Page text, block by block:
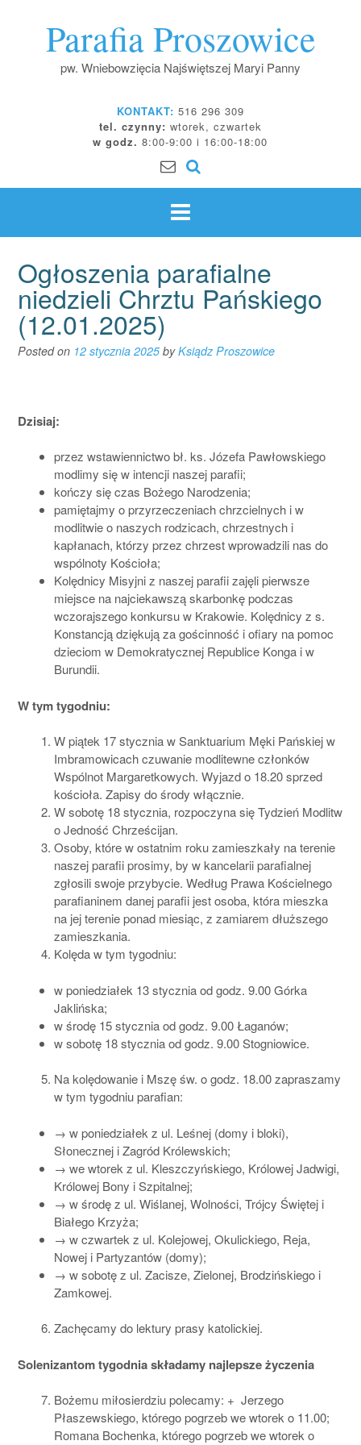
Parafia Proszowice
pw. Wniebowzięcia Najświętszej Maryi Panny
KONTAKT: 516 296 309
tel. czynny: wtorek, czwartek
w godz. 8:00-9:00 i 16:00-18:00
Ogłoszenia parafialne
niedzieli Chrztu Pańskiego
(12.01.2025)
Posted on 12 stycznia 2025 byKsiądz Proszowice
Dzisiaj:
przez wstawiennictwo bł. ks. Józefa Pawłowskiego
modlimy się w intencji naszej parafii;
kończy się czas Bożego Narodzenia;
pamiętajmy o przyrzeczeniach chrzcielnych i w
modlitwie o naszych rodzicach, chrzestnych i
kapłanach, którzy przez chrzest wprowadzili nas do
wspólnoty Kościoła;
Kolędnicy Misyjni z naszej parafii zajęli pierwsze
miejsce na najciekawszą skarbonkę podczas
wczorajszego konkursu w Krakowie. Kolędnicy z s.
Konstancją dziękują za gościnność i ofiary na pomoc
dzieciom w Demokratycznej Republice Konga i w
Burundii.
W tym tygodniu:
W piątek 17 stycznia w Sanktuarium Męki Pańskiej w
Imbramowicach czuwanie modlitewne członków
Wspólnot Margaretkowych. Wyjazd o 18.20 sprzed
kościoła. Zapisy do środy włącznie.
W sobotę 18 stycznia, rozpoczyna się Tydzień Modlitw
o Jedność Chrześcijan.
Osoby, które w ostatnim roku zamieszkały na terenie
naszej parafii prosimy, by w kancelarii parafialnej
zgłosili swoje przybycie. Według Prawa Kościelnego
parafianinem danej parafii jest osoba, która mieszka
na jej terenie ponad miesiąc, z zamiarem dłuższego
zamieszkania.
Kolęda w tym tygodniu:
w poniedziałek 13 stycznia od godz. 9.00 Górka
Jaklińska;
w środę 15 stycznia od godz. 9.00 Łaganów;
w sobotę 18 stycznia od godz. 9.00 Stogniowice.
Na kolędowanie i Mszę św. o godz. 18.00 zapraszamy
w tym tygodniu parafian:
→ w poniedziałek z ul. Leśnej (domy i bloki),
Słonecznej i Zagród Królewskich;
→ we wtorek z ul. Kleszczyńskiego, Królowej Jadwigi,
Królowej Bony i Szpitalnej;
→ w środę z ul. Wiślanej, Wolności, Trójcy Świętej i
Białego Krzyża;
→ w czwartek z ul. Kolejowej, Okulickiego, Reja,
Nowej i Partyzantów (domy);
→ w sobotę z ul. Zacisze, Zielonej, Brodzińskiego i
Zamkowej.
Zachęcamy do lektury prasy katolickiej.
Solenizantom tygodnia składamy najlepsze życzenia
Bożemu miłosierdziu polecamy: + Jerzego
Płaszewskiego, którego pogrzeb we wtorek o 11.00;
Romana Bochenka, którego pogrzeb we wtorek o